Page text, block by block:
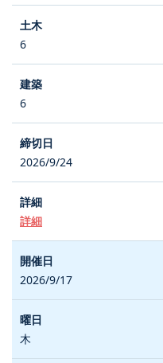
6
6
2026/9/24
詳細
2026/9/17
木